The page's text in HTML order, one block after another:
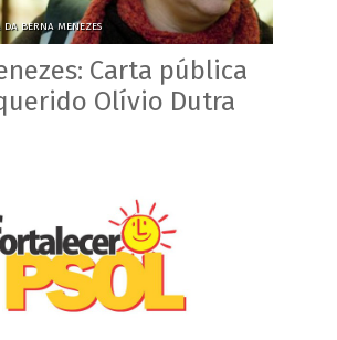
DA BERNA MENEZES
Carta pública
Olívio Dutra